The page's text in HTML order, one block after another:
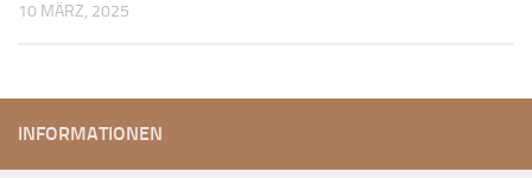
10 MÄRZ, 2025
INFORMATIONEN